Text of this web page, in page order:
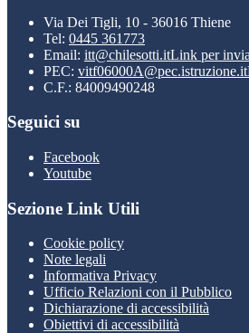
Via Dei Tigli, 10 - 36016 Thiene
Tel: 0445 361773
Email: itt@chilesotti.itLink per
PEC: vitf06000A@pec.istruzione.it
C.F.: 84009490248
Seguici su
Facebook
Youtube
Sezione Link Utili
Cookie policy
Note legali
Informativa Privacy
Ufficio Relazioni con il Pubblico
Dichiarazione di accessibilità
Obiettivi di accessibilità